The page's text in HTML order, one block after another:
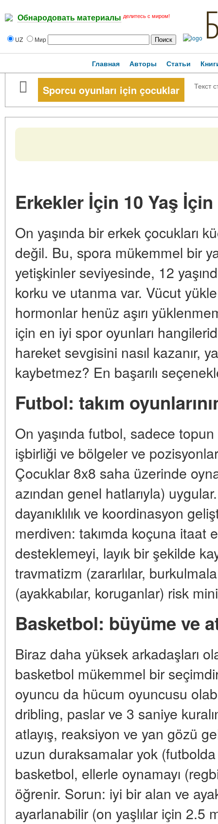
Обнародовать материалы делитесь с миром!
UZ Мир
Главная Авторы Статьи
Sporcu oyunları için çocuklar Текст
Erkekler İçin 10 Yaş
On yaşında bir erkek çocukları
değil. Bu, spora mükemmel bir
yetişkinler seviyesinde, 12
korku ve utanma var. Vücut
hormonlar henüz aşırı
için en iyi spor oyunları
hareket sevgisini nasıl kazanır,
kaybetmez? En başarılı
Futbol: takım
On yaşında futbol, sadece
işbirliği ve bölgeler ve
Çocuklar 8x8 saha üzerinde
azından genel hatlarıyla)
dayanıklılık ve koordinasyon
merdiven: takımda koçuna itaat
desteklemeyi, layık bir şekilde
travmatizm (zararlılar,
(ayakkabılar, koruganlar) risk
Basketbol: büyüme ve
Biraz daha yüksek arkadaşları
basketbol mükemmel bir
oyuncu da hücum oyuncusu
dribling, paslar ve 3 saniye
atlayış, reaksiyon ve yan gözü
uzun duraksamalar yok
basketbol, ellerle oynamayı
öğrenir. Sorun: iyi bir alan ve
ayarlanabilir (on yaşlılar için 2.5